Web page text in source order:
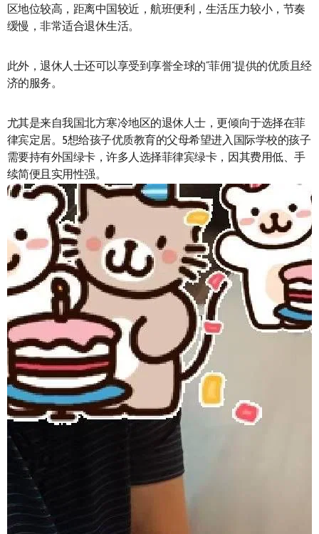
区地位较高，距离中国较近，航班便利，生活压力较小，节奏
缓慢，非常适合退休生活。
此外，退休人士还可以享受到享誉全球的“菲佣”提供的优质且经
济的服务。
尤其是来自我国北方寒冷地区的退休人士，更倾向于选择在菲
律宾定居。5想给孩子优质教育的父母希望进入国际学校的孩子
需要持有外国绿卡，许多人选择菲律宾绿卡，因其费用低、手
续简便且实用性强。